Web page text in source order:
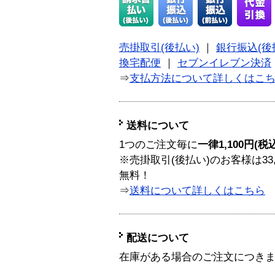
売掛取引(後払い)
銀行振込(後
換宅配便
セブンイレブン決済
⇒支払方法について詳しくはこ
送料について
1つのご注文毎に一律1,100円(税
※売掛取引(後払い)のお客様は
無料！
⇒送料について詳しくはこちら
配送について
在庫がある場合のご注文につき